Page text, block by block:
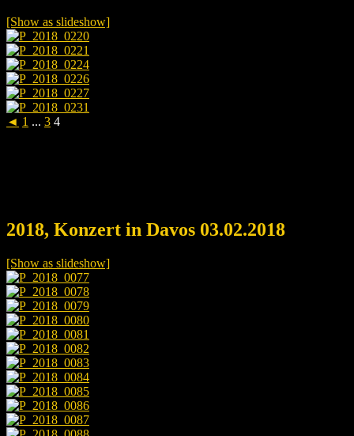
[Show as slideshow]
◄ 1 ... 3 4
2018, Konzert in Davos 03.02.2018
[Show as slideshow]